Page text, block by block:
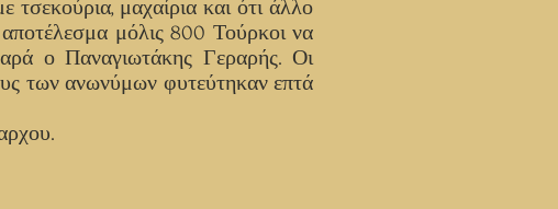
τσεκούρια, μαχαίρια και ότι άλλο
μόλις 800 Τούρκοι να
ο Παναγιωτάκης Γεραρής. Οι
των ανωνύμων φυτεύτηκαν επτά